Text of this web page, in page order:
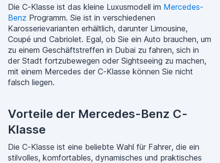
Die C-Klasse ist das kleine Luxusmodell im Mercedes-
Benz Programm. Sie ist in verschiedenen
Karosserievarianten erhältlich, darunter Limousine,
Coupé und Cabriolet. Egal, ob Sie ein Auto brauchen, um
zu einem Geschäftstreffen in Dubai zu fahren, sich in
der Stadt fortzubewegen oder Sightseeing zu machen,
mit einem Mercedes der C-Klasse können Sie nicht
falsch liegen.
Vorteile der Mercedes-Benz C-
Klasse
Die C-Klasse ist eine beliebte Wahl für Fahrer, die ein
stilvolles, komfortables, dynamisches und praktisches